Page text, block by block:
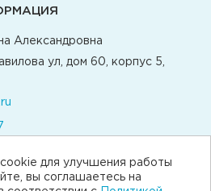
для улучшения работы
вы соглашаетесь на
Александровна
ул, дом 60, корпус 5,
директору